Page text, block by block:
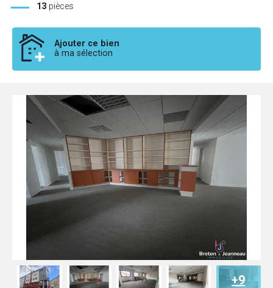
13 pièces
Ajouter ce bien
à ma sélection
+9